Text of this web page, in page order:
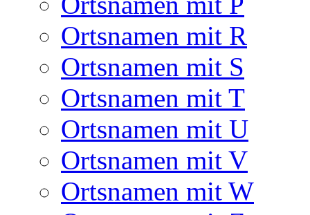
Ortsnamen mit R
Ortsnamen mit S
Ortsnamen mit T
Ortsnamen mit U
Ortsnamen mit V
Ortsnamen mit W